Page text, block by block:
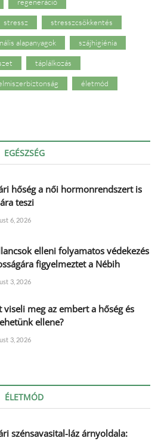
regeneráció
stressz stresszcsökkentés
alapanyagok szájhigiénia
táplálkozás
életmód
EGÉSZSÉG
hőség a női hormonrendszert is
teszi
6, 2026
elleni folyamatos védekezés
figyelmeztet a Nébih
3, 2026
viseli meg az embert a hőség és
ellene?
3, 2026
ÉLETMÓD
szénsavasital-láz árnyoldala: